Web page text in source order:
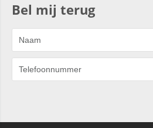
Bel mij terug